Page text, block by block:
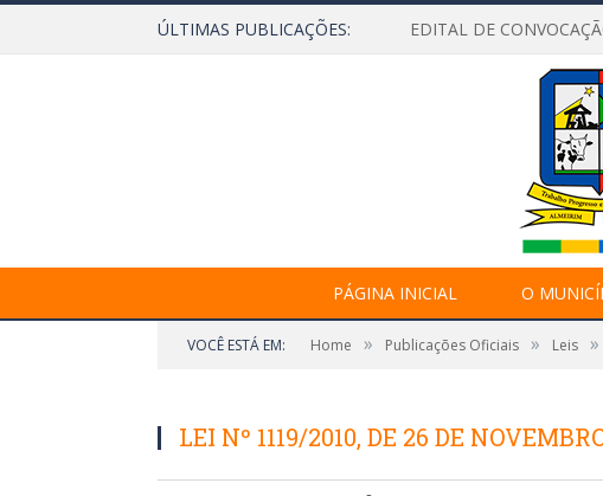
ÚLTIMAS PUBLICAÇÕES: EDITAL DE
PÁGINA INICIAL O
VOCÊ ESTÁ EM: Home » Publicações Oficiais » Leis »
LEI Nº 1119/2010, DE 26 DE